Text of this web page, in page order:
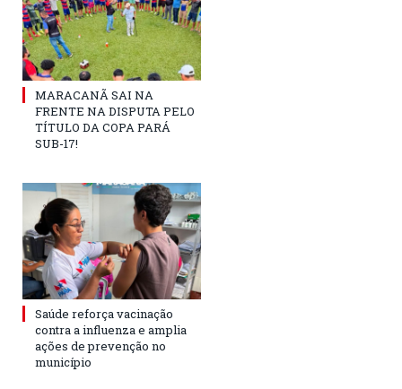
MARACANÃ SAI NA
FRENTE NA DISPUTA PELO
TÍTULO DA COPA PARÁ
SUB-17!
Saúde reforça vacinação
contra a influenza e amplia
ações de prevenção no
município